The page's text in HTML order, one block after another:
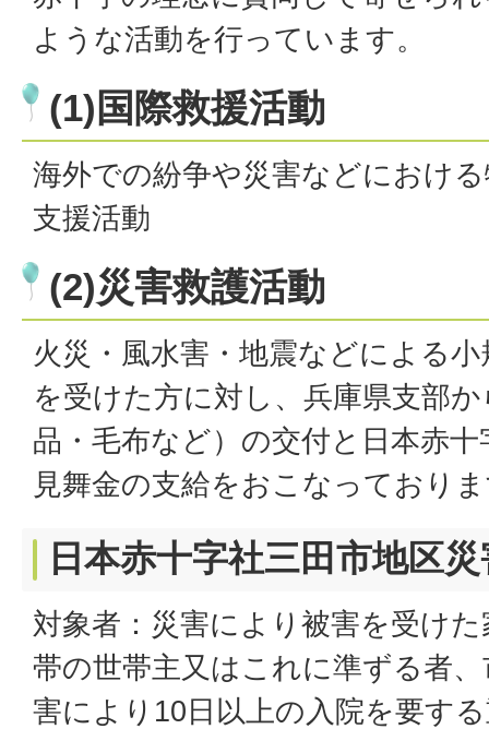
ような活動を行っています。
(1)国際救援活動
海外での紛争や災害などにおけ
支援活動
(2)災害救護活動
火災・風水害・地震などによる
を受けた方に対し、兵庫県支部
品・毛布など）の交付と日本赤
見舞金の支給をおこなっており
日本赤十字社三田市地区
対象者：災害により被害を受け
帯の世帯主又はこれに準ずる者
害により10日以上の入院を要す